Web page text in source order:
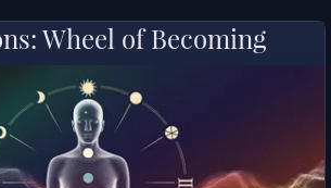
Wheel of Becoming